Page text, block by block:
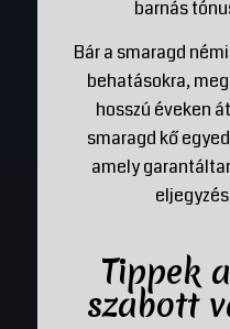
barnás
Bár a smaragd
behatásokra,
hosszú éveken
smaragd kő
amely
Tippek
szabott